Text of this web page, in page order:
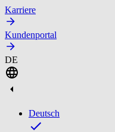
Karriere
Kundenportal
DE
Deutsch